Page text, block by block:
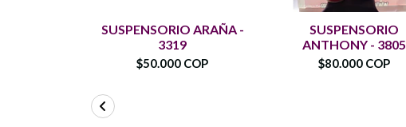
SUSPENSORIO ARAÑA -
3319
$50.000 COP
SUSPENSORIO
ANTHONY - 3805
$80.000 COP